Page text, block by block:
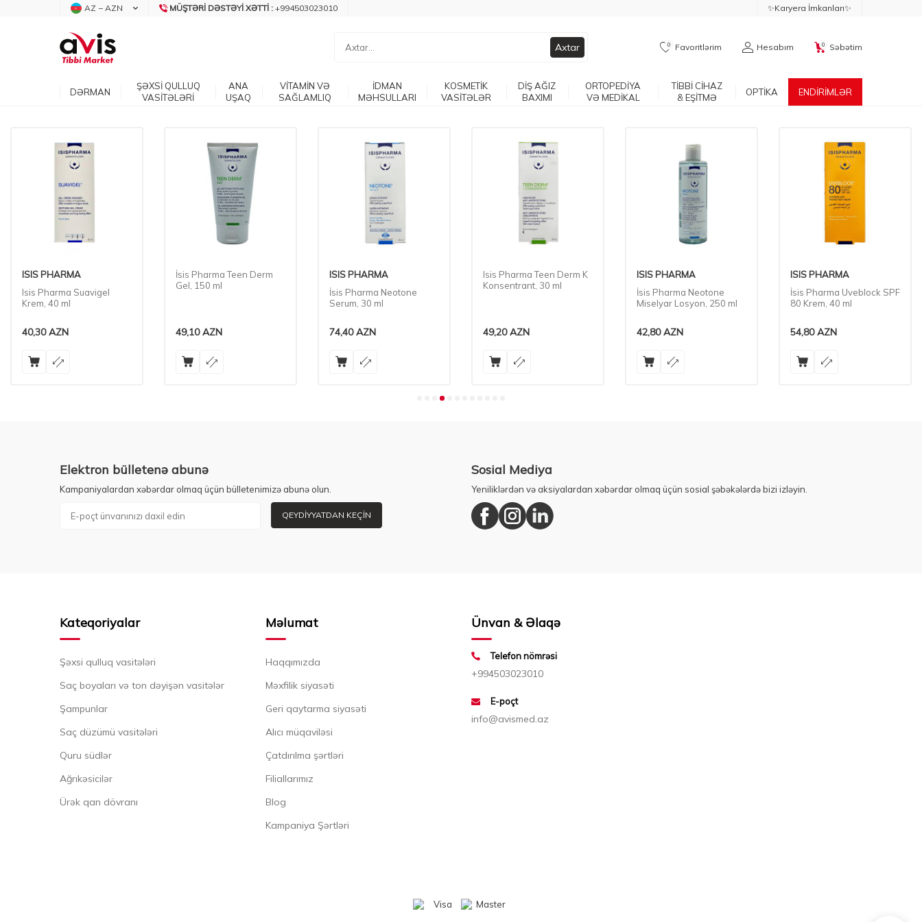
AZ − AZN MÜŞTƏRI DƏSTƏYI XƏTTI : +994503023010 ✨Karyera İmkanları✨
Axtar 0 Favoritlərim Hesabım 0 Səbətim
DƏRMAN
ŞƏXSİ QULLUQ
VASİTƏLƏRİ
ANA
UŞAQ
VİTAMİN VƏ
SAĞLAMLIQ
İDMAN
MƏHSULLARI
KOSMETİK
VASİTƏLƏR
DİŞ AĞIZ
BAXIMI
ORTOPEDİYA
VƏ MEDİKAL
TİBBİ CİHAZ
& EŞİTMƏ
OPTİKA ENDİRİMLƏR
ISIS PHARMA
Isis Pharma Suavigel
Krem, 40 ml
40,30AZN
İsis Pharma Teen Derm
Gel, 150 ml
49,10AZN
ISIS PHARMA
İsis Pharma Neotone
Serum, 30 ml
74,40AZN
Isis Pharma Teen Derm K
Konsentrant, 30 ml
49,20AZN
ISIS PHARMA
İsis Pharma Neotone
Miselyar Losyon, 250 ml
42,80AZN
ISIS PHARMA
İsis Pharma Uveblock SPF
80 Krem, 40 ml
54,80AZN
Elektron bülletenə abunə
Kampaniyalardan xəbərdar olmaq üçün bülletenimizə abunə olun.
QEYDIYYATDAN KEÇIN
Sosial Mediya
Yeniliklərdən və aksiyalardan xəbərdar olmaq üçün sosial şəbəkələrdə bizi izləyin.
Kateqoriyalar
Şəxsi qulluq vasitələri
Saç boyaları və ton dəyişən vasitələr
Şampunlar
Saç düzümü vasitələri
Quru südlər
Ağrıkəsicilər
Ürək qan dövranı
Məlumat
Haqqımızda
Məxfilik siyasəti
Geri qaytarma siyasəti
Alıcı müqaviləsi
Çatdırılma şərtləri
Filiallarımız
Blog
Kampaniya Şərtləri
Ünvan & Əlaqə
Telefon nömrəsi
+994503023010
E-poçt
info@avismed.az